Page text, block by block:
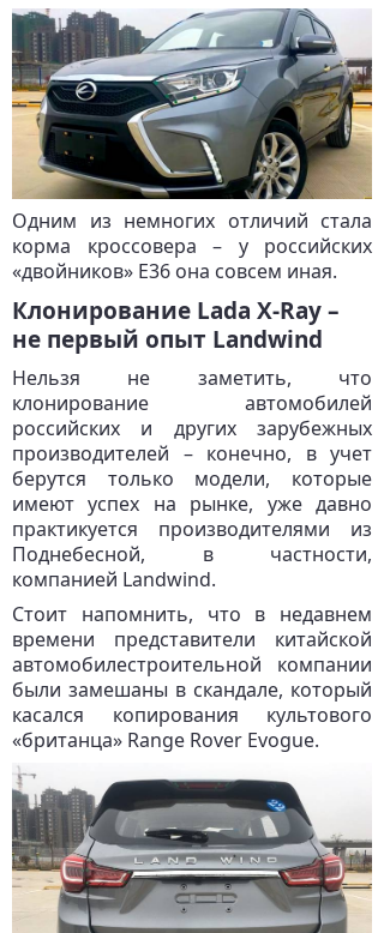
Одним из немногих отличий стала
корма кроссовера – у российских
«двойников» E36 она совсем иная.
Клонирование Lada X-Ray –
не первый опыт Landwind
Нельзя не заметить, что
клонирование автомобилей
российских и других зарубежных
производителей – конечно, в учет
берутся только модели, которые
имеют успех на рынке, уже давно
практикуется производителями из
Поднебесной, в частности,
компанией Landwind.
Стоит напомнить, что в недавнем
времени представители китайской
автомобилестроительной компании
были замешаны в скандале, который
касался копирования культового
«британца» Range Rover Evogue.